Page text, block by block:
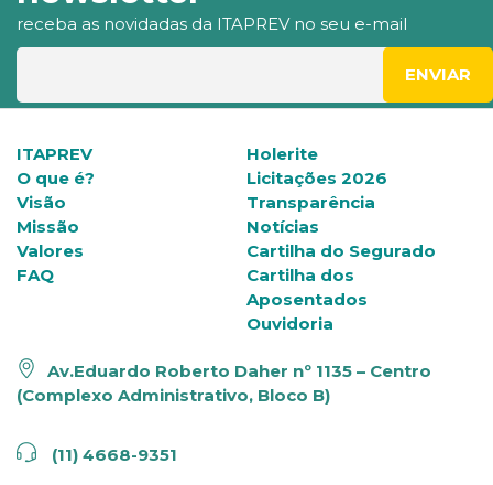
receba as novidadas da ITAPREV no seu e-mail
ITAPREV
O que é?
Visão
Missão
Valores
FAQ
Holerite
Licitações 2026
Transparência
Notícias
Cartilha do Segurado
Cartilha dos
Aposentados
Ouvidoria
Av.Eduardo Roberto Daher nº 1135 – Centro
(Complexo Administrativo, Bloco B)
(11) 4668-9351